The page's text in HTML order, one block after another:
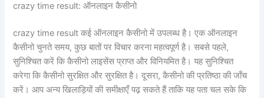
crazy time result: ऑनलाइन कैसीनो
crazy time result कई ऑनलाइन कैसीनो में उपलब्ध है। एक ऑनलाइन
कैसीनो चुनते समय, कुछ बातों पर विचार करना महत्वपूर्ण है। सबसे पहले,
सुनिश्चित करें कि कैसीनो लाइसेंस प्राप्त और विनियमित है। यह सुनिश्चित
करेगा कि कैसीनो सुरक्षित और सुरक्षित है। दूसरा, कैसीनो की प्रतिष्ठा की जाँच
करें। आप अन्य खिलाड़ियों की समीक्षाएँ पढ़ सकते हैं ताकि यह पता चल सके कि